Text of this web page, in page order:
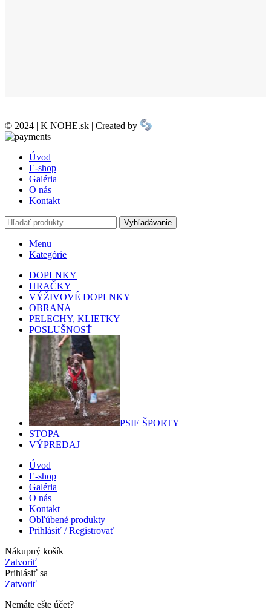
© 2024 | K NOHE.sk | Created by
Úvod
E-shop
Galéria
O nás
Kontakt
Vyhľadávanie
Menu
Kategórie
DOPLNKY
HRAČKY
VÝŽIVOVÉ DOPLNKY
OBRANA
PELECHY, KLIETKY
POSLUŠNOSŤ
PSIE ŠPORTY
STOPA
VÝPREDAJ
Úvod
E-shop
Galéria
O nás
Kontakt
Obľúbené produkty
Prihlásiť / Registrovať
Nákupný košík
Zatvoriť
Prihlásiť sa
Zatvoriť
Nemáte ešte účet?